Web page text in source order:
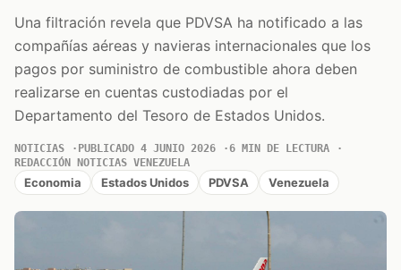
Una filtración revela que PDVSA ha notificado a las
compañías aéreas y navieras internacionales que los
pagos por suministro de combustible ahora deben
realizarse en cuentas custodiadas por el
Departamento del Tesoro de Estados Unidos.
NOTICIAS PUBLICADO 4 JUNIO 2026
6 MIN DE LECTURA
REDACCIÓN NOTICIAS VENEZUELA
Economia Estados Unidos PDVSA Venezuela